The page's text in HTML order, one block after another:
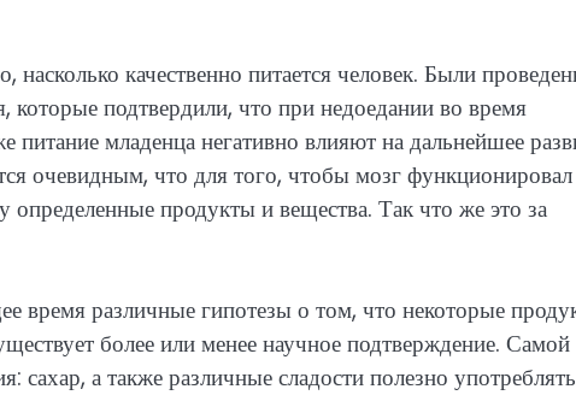
насколько качественно питается человек. Были
подтвердили, что при недоедании во время
младенца негативно влияют на дальнейшее
очевидным, что для того, чтобы мозг
продукты и вещества. Так что же это за
время различные гипотезы о том, что некоторые
более или менее научное подтверждение. Самой
сахар, а также различные сладости полезно употреблять